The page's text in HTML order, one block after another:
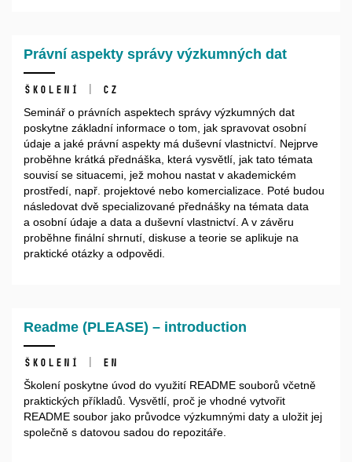
Právní aspekty správy výzkumných dat
Školení | CZ
Seminář o právních aspektech správy výzkumných dat
poskytne základní informace o tom, jak spravovat osobní
údaje a jaké právní aspekty má duševní vlastnictví. Nejprve
proběhne krátká přednáška, která vysvětlí, jak tato témata
souvisí se situacemi, jež mohou nastat v akademickém
prostředí, např. projektové nebo komercializace. Poté budou
následovat dvě specializované přednášky na témata data
a osobní údaje a data a duševní vlastnictví. A v závěru
proběhne finální shrnutí, diskuse a teorie se aplikuje na
praktické otázky a odpovědi.
Readme (PLEASE) – introduction
školení | EN
Školení poskytne úvod do využití README souborů včetně
praktických příkladů. Vysvětlí, proč je vhodné vytvořit
README soubor jako průvodce výzkumnými daty a uložit jej
společně s datovou sadou do repozitáře.